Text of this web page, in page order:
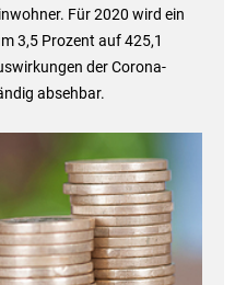
Für 2020 wird ein
3,5 Prozent auf 425,1
der Corona-
absehbar.